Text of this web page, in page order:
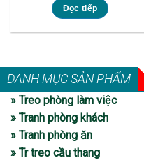
Đọc tiếp
DANH MỤC SẢN PHẨM
» Treo phòng làm việc
» Tranh phòng khách
» Tranh phòng ăn
» Tr treo cầu thang